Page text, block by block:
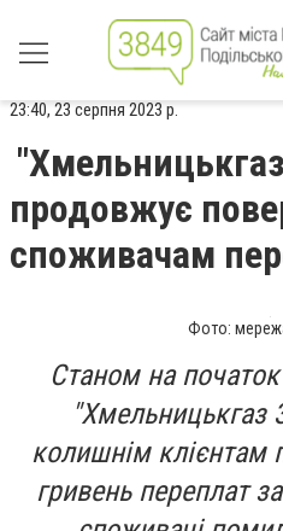
23:40, 23 серпня 2023 р.
продовжує
споживачам
Фото:
Станом на
"Хмельницькгаз
колишнім клієнтам
гривень переплат